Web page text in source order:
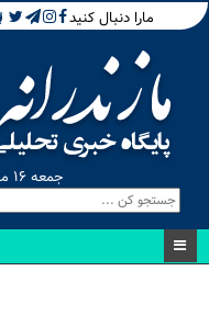
مارا دنبال کنید
جمعه ۱۶ مرداد ۱۴۰۵- Aug 7 2026